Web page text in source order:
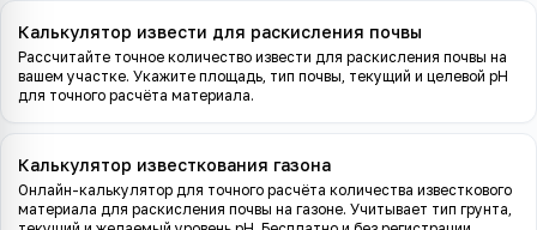
Калькулятор извести для раскисления почвы
Рассчитайте точное количество извести для раскисления почвы на
вашем участке. Укажите площадь, тип почвы, текущий и целевой pH
для точного расчёта материала.
Калькулятор известкования газона
Онлайн-калькулятор для точного расчёта количества известкового
материала для раскисления почвы на газоне. Учитывает тип грунта,